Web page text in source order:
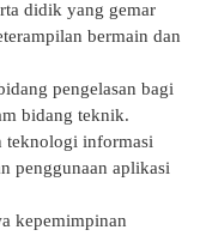
didik yang gemar
bermain dan
pengelasan bagi
bidang teknik.
teknologi informasi
penggunaan aplikasi
kepemimpinan